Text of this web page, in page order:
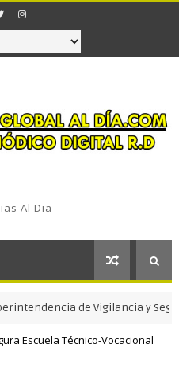
Al Dia
de Vigilancia y Seguridad
Escuela Técnico-Vocacional